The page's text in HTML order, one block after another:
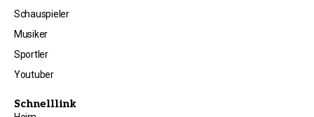
Schauspieler
Musiker
Sportler
Youtuber
Schnelllink